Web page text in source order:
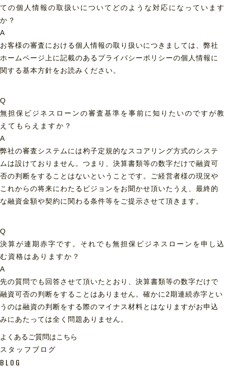
ての個人情報の取扱いについてどのような対応になっています
か？
A
お客様の審査における個人情報の取り扱いにつきましては、弊社
ホームページ上に記載のあるプライバシーポリシーの個人情報に
関する基本方針をお読みください。
Q
無担保ビジネスローンの審査基準を事前に知りたいのですが教
えてもらえますか？
A
弊社の審査システムには杓子定規的なスコアリング方式のシステ
ムは設けておりません。つまり、決算書類等の数字だけで融資可
否の判断をすることはないということです。ご経営者様の現況や
これからの将来にわたるビジョンをお聞かせ頂いたうえ、最終的
な融資金額や契約に関わる条件等をご提示させて頂きます。
Q
決算が連期赤字です。それでも無担保ビジネスローンを申し込
む資格はありますか？
A
先の質問でも回答させて頂いたとおり、決算書類等の数字だけで
融資可否の判断をすることはありません。確かに2期連続赤字とい
うのは融資の判断をする際のマイナス材料とはなりますがお申込
みにあたっては全く問題ありません。
よくあるご質問はこちら
スタッフブログ
BLOG